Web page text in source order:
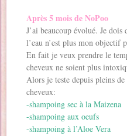
Après 5 mois de NoPoo
J’ai beaucoup évolué. Je
l’eau n’est plus mon objectif
En fait je veux prendre le
cheveux ne soient plus
Alors je teste depuis pleins
cheveux:
-shampoing sec à la Maizena
-shampoing aux oeufs
-shampoing à l’Aloe Vera